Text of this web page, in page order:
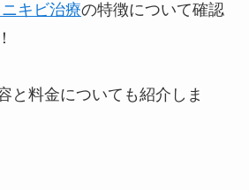
キビ治療の特徴について確認
と料金についても紹介しま